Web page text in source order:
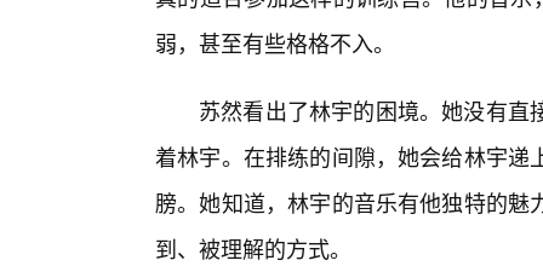
弱，甚至有些格格不入。
苏然看出了林宇的困境。她没有
着林宇。在排练的间隙，她会给林宇
膀。她知道，林宇的音乐有他独特的
到、被理解的方式。